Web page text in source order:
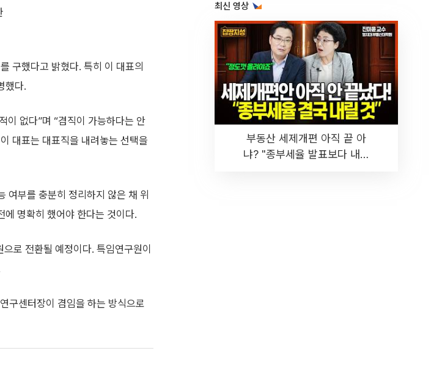
구했다고 밝혔다. 특히 이 대표의
했다.
이 없다”며 “겸직이 가능하다는 안
대표는 대표직을 내려놓는 선택을
여부를 충분히 정리하지 않은 채 위
명확히 했어야 한다는 것이다.
로 전환될 예정이다. 특임연구원이
구센터장이 겸임을 하는 방식으로
최신 영상
부동산 세제개편 아직 끝 아
냐? "종부세율 발표보다 내릴